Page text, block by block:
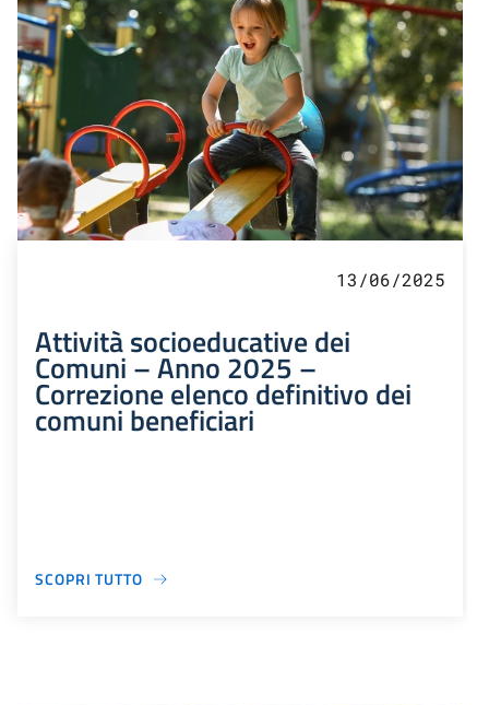
13/06/2025
Attività socioeducative dei
Comuni – Anno 2025 –
Correzione elenco definitivo dei
comuni beneficiari
SCOPRI TUTTO